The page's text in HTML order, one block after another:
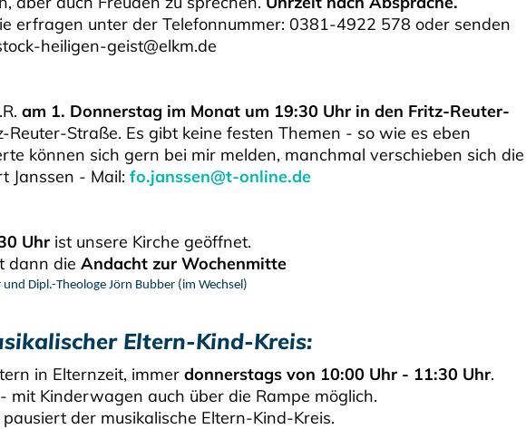
erfragen unter der Telefonnummer: 0381-4922 578 oder senden
heiligen-geist@elkm.de
am 1. Donnerstag im Monat um 19:30 Uhr in den Fritz-Reuter-
Reuter-Straße. Es gibt keine festen Themen - so wie es eben
können sich gern bei mir melden, manchmal verschieben sich die
Janssen - Mail: fo.janssen@t-online.de
Uhr ist unsere Kirche geöffnet.
dann die Andacht zur Wochenmitte
Dipl.-Theologe Jörn Bubber (im Wechsel)
Eltern-Kind-Kreis:
in Elternzeit, immer donnerstags von 10:00 Uhr - 11:30 Uhr.
mit Kinderwagen auch über die Rampe möglich.
der musikalische Eltern-Kind-Kreis.